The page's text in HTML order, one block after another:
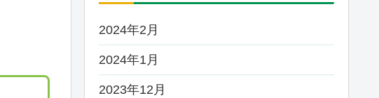
2024年2月
2024年1月
2023年12月